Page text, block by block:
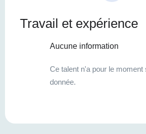
Travail et expérience
Aucune information
Ce talent n'a pour le moment
donnée.